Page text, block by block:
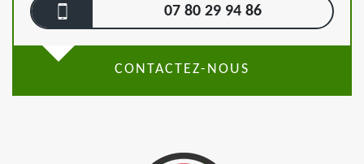
07 80 29 94 86
CONTACTEZ-NOUS